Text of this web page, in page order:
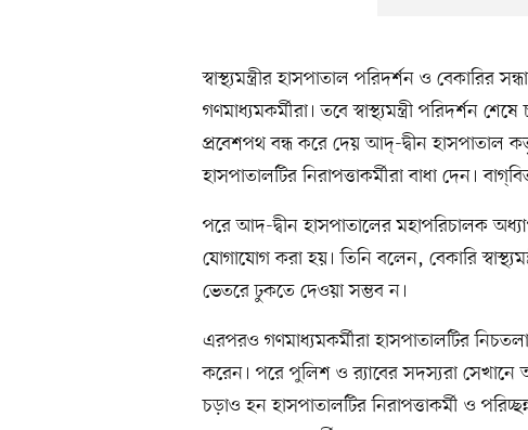
স্বাস্থ্যমন্ত্রীর হাসপাতাল পরিদর্শন ও বেকারির
গণমাধ্যমকর্মীরা। তবে স্বাস্থ্যমন্ত্রী পরিদর্শন
প্রবেশপথ বন্ধ করে দেয় আদ্-দ্বীন হাসপাতাল
হাসপাতালটির নিরাপত্তাকর্মীরা বাধা দেন।
পরে আদ-দ্বীন হাসপাতালের মহাপরিচালক
যোগাযোগ করা হয়। তিনি বলেন, বেকারি
ভেতরে ঢুকতে দেওয়া সম্ভব ন।
এরপরও গণমাধ্যমকর্মীরা হাসপাতালটির
করেন। পরে পুলিশ ও র‍্যাবের সদস্যরা সেখানে
চড়াও হন হাসপাতালটির নিরাপত্তাকর্মী ও